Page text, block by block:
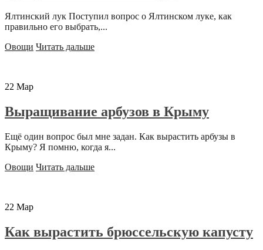
Ялтинский лук Поступил вопрос о Ялтинском луке, как
правильно его выбрать,...
Овощи Читать дальше
22 Мар
Выращивание арбузов в Крыму
Ещё один вопрос был мне задан. Как вырастить арбузы в
Крыму? Я помню, когда я...
Овощи Читать дальше
22 Мар
Как вырастить брюссельскую капусту